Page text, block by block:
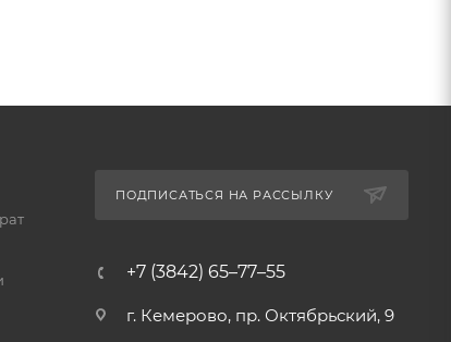
ПОДПИСАТЬСЯ НА РАССЫЛКУ
+7 (3842) 65–77–55
г. Кемерово, пр. Октябрьский, 9